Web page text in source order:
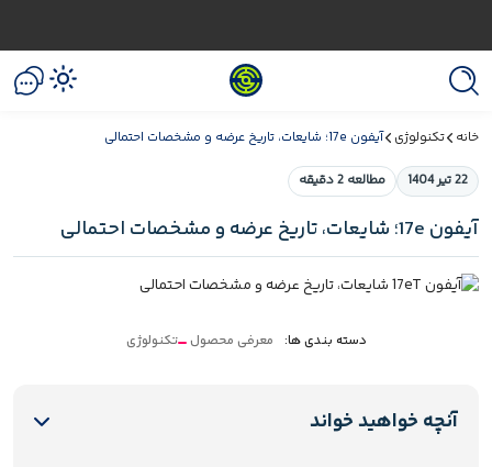
خانه تکنولوژی آیفون 17e؛ شایعات، تاریخ عرضه و مشخصات احتمالی
22 تیر 1404 مطالعه 2 دقیقه
آیفون 17e؛ شایعات، تاریخ عرضه و مشخصات احتمالی
دسته بندی ها: معرفی محصول تکنولوژی
آنچه خواهید خواند